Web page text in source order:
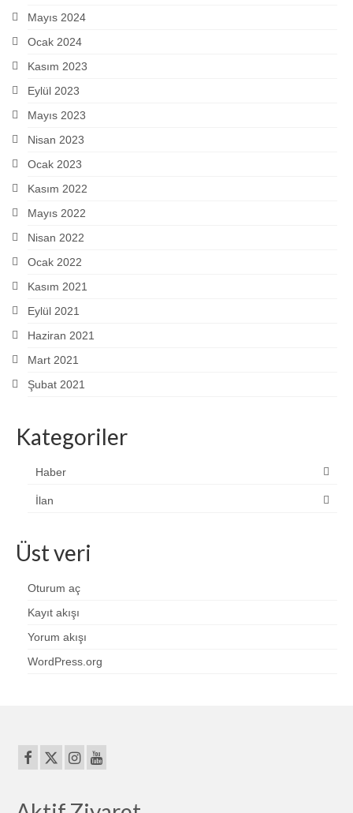
Mayıs 2024
Ocak 2024
Kasım 2023
Eylül 2023
Mayıs 2023
Nisan 2023
Ocak 2023
Kasım 2022
Mayıs 2022
Nisan 2022
Ocak 2022
Kasım 2021
Eylül 2021
Haziran 2021
Mart 2021
Şubat 2021
Kategoriler
Haber
İlan
Üst veri
Oturum aç
Kayıt akışı
Yorum akışı
WordPress.org